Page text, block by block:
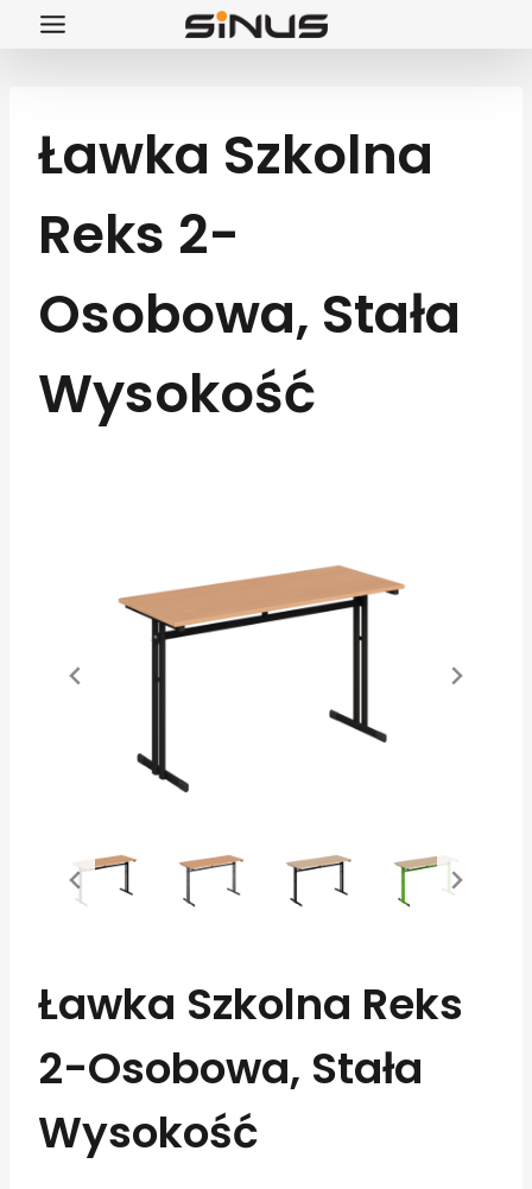
Przejdź
Ławka Szkolna
Reks 2-
Osobowa, Stała
Wysokość
Ławka Szkolna Reks
2-Osobowa, Stała
Wysokość